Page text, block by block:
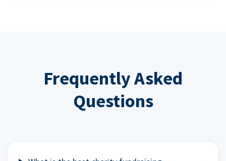
Frequently Asked
Questions